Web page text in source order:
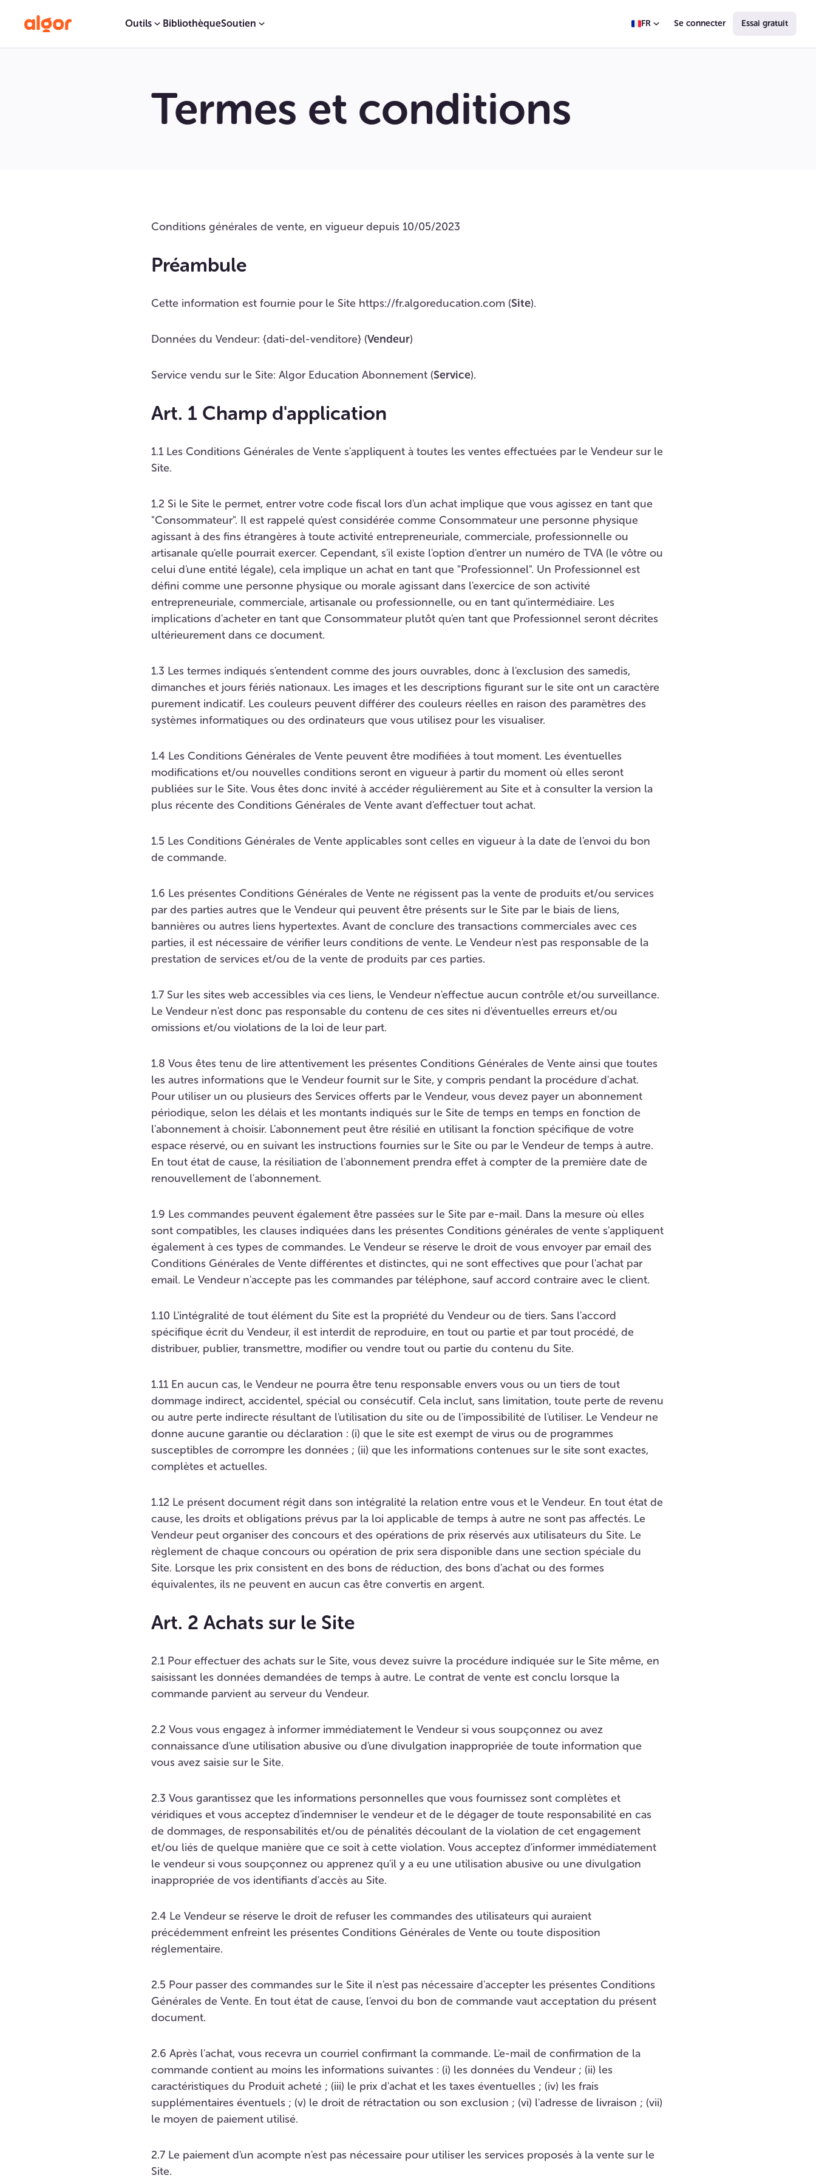
Outils BibliothèqueSoutien FR Se connecter Essai gratuit
Termes et conditions
Conditions générales de vente, en vigueur depuis 10/05/2023
Préambule
Cette information est fournie pour le Site https://fr.algoreducation.com (Site).
Données du Vendeur: {dati-del-venditore} (Vendeur)
Service vendu sur le Site: Algor Education Abonnement (Service).
Art. 1 Champ d'application
1.1 Les Conditions Générales de Vente s'appliquent à toutes les ventes effectuées par le Vendeur sur le
Site.
1.2 Si le Site le permet, entrer votre code fiscal lors d'un achat implique que vous agissez en tant que
"Consommateur". Il est rappelé qu'est considérée comme Consommateur une personne physique
agissant à des fins étrangères à toute activité entrepreneuriale, commerciale, professionnelle ou
artisanale qu'elle pourrait exercer. Cependant, s'il existe l'option d'entrer un numéro de TVA (le vôtre ou
celui d'une entité légale), cela implique un achat en tant que "Professionnel". Un Professionnel est
défini comme une personne physique ou morale agissant dans l'exercice de son activité
entrepreneuriale, commerciale, artisanale ou professionnelle, ou en tant qu'intermédiaire. Les
implications d'acheter en tant que Consommateur plutôt qu'en tant que Professionnel seront décrites
ultérieurement dans ce document.
1.3 Les termes indiqués s'entendent comme des jours ouvrables, donc à l'exclusion des samedis,
dimanches et jours fériés nationaux. Les images et les descriptions figurant sur le site ont un caractère
purement indicatif. Les couleurs peuvent différer des couleurs réelles en raison des paramètres des
systèmes informatiques ou des ordinateurs que vous utilisez pour les visualiser.
1.4 Les Conditions Générales de Vente peuvent être modifiées à tout moment. Les éventuelles
modifications et/ou nouvelles conditions seront en vigueur à partir du moment où elles seront
publiées sur le Site. Vous êtes donc invité à accéder régulièrement au Site et à consulter la version la
plus récente des Conditions Générales de Vente avant d'effectuer tout achat.
1.5 Les Conditions Générales de Vente applicables sont celles en vigueur à la date de l'envoi du bon
de commande.
1.6 Les présentes Conditions Générales de Vente ne régissent pas la vente de produits et/ou services
par des parties autres que le Vendeur qui peuvent être présents sur le Site par le biais de liens,
bannières ou autres liens hypertextes. Avant de conclure des transactions commerciales avec ces
parties, il est nécessaire de vérifier leurs conditions de vente. Le Vendeur n'est pas responsable de la
prestation de services et/ou de la vente de produits par ces parties.
1.7 Sur les sites web accessibles via ces liens, le Vendeur n'effectue aucun contrôle et/ou surveillance.
Le Vendeur n'est donc pas responsable du contenu de ces sites ni d'éventuelles erreurs et/ou
omissions et/ou violations de la loi de leur part.
1.8 Vous êtes tenu de lire attentivement les présentes Conditions Générales de Vente ainsi que toutes
les autres informations que le Vendeur fournit sur le Site, y compris pendant la procédure d'achat.
Pour utiliser un ou plusieurs des Services offerts par le Vendeur, vous devez payer un abonnement
périodique, selon les délais et les montants indiqués sur le Site de temps en temps en fonction de
l'abonnement à choisir. L'abonnement peut être résilié en utilisant la fonction spécifique de votre
espace réservé, ou en suivant les instructions fournies sur le Site ou par le Vendeur de temps à autre.
En tout état de cause, la résiliation de l'abonnement prendra effet à compter de la première date de
renouvellement de l'abonnement.
1.9 Les commandes peuvent également être passées sur le Site par e-mail. Dans la mesure où elles
sont compatibles, les clauses indiquées dans les présentes Conditions générales de vente s'appliquent
également à ces types de commandes. Le Vendeur se réserve le droit de vous envoyer par email des
Conditions Générales de Vente différentes et distinctes, qui ne sont effectives que pour l'achat par
email. Le Vendeur n'accepte pas les commandes par téléphone, sauf accord contraire avec le client.
1.10 L'intégralité de tout élément du Site est la propriété du Vendeur ou de tiers. Sans l'accord
spécifique écrit du Vendeur, il est interdit de reproduire, en tout ou partie et par tout procédé, de
distribuer, publier, transmettre, modifier ou vendre tout ou partie du contenu du Site.
1.11 En aucun cas, le Vendeur ne pourra être tenu responsable envers vous ou un tiers de tout
dommage indirect, accidentel, spécial ou consécutif. Cela inclut, sans limitation, toute perte de revenu
ou autre perte indirecte résultant de l'utilisation du site ou de l'impossibilité de l'utiliser. Le Vendeur ne
donne aucune garantie ou déclaration : (i) que le site est exempt de virus ou de programmes
susceptibles de corrompre les données ; (ii) que les informations contenues sur le site sont exactes,
complètes et actuelles.
1.12 Le présent document régit dans son intégralité la relation entre vous et le Vendeur. En tout état de
cause, les droits et obligations prévus par la loi applicable de temps à autre ne sont pas affectés. Le
Vendeur peut organiser des concours et des opérations de prix réservés aux utilisateurs du Site. Le
règlement de chaque concours ou opération de prix sera disponible dans une section spéciale du
Site. Lorsque les prix consistent en des bons de réduction, des bons d'achat ou des formes
équivalentes, ils ne peuvent en aucun cas être convertis en argent.
Art. 2 Achats sur le Site
2.1 Pour effectuer des achats sur le Site, vous devez suivre la procédure indiquée sur le Site même, en
saisissant les données demandées de temps à autre. Le contrat de vente est conclu lorsque la
commande parvient au serveur du Vendeur.
2.2 Vous vous engagez à informer immédiatement le Vendeur si vous soupçonnez ou avez
connaissance d'une utilisation abusive ou d'une divulgation inappropriée de toute information que
vous avez saisie sur le Site.
2.3 Vous garantissez que les informations personnelles que vous fournissez sont complètes et
véridiques et vous acceptez d'indemniser le vendeur et de le dégager de toute responsabilité en cas
de dommages, de responsabilités et/ou de pénalités découlant de la violation de cet engagement
et/ou liés de quelque manière que ce soit à cette violation. Vous acceptez d'informer immédiatement
le vendeur si vous soupçonnez ou apprenez qu'il y a eu une utilisation abusive ou une divulgation
inappropriée de vos identifiants d'accès au Site.
2.4 Le Vendeur se réserve le droit de refuser les commandes des utilisateurs qui auraient
précédemment enfreint les présentes Conditions Générales de Vente ou toute disposition
réglementaire.
2.5 Pour passer des commandes sur le Site il n'est pas nécessaire d'accepter les présentes Conditions
Générales de Vente. En tout état de cause, l'envoi du bon de commande vaut acceptation du présent
document.
2.6 Après l'achat, vous recevra un courriel confirmant la commande. L'e-mail de confirmation de la
commande contient au moins les informations suivantes : (i) les données du Vendeur ; (ii) les
caractéristiques du Produit acheté ; (iii) le prix d'achat et les taxes éventuelles ; (iv) les frais
supplémentaires éventuels ; (v) le droit de rétractation ou son exclusion ; (vi) l'adresse de livraison ; (vii)
le moyen de paiement utilisé.
2.7 Le paiement d'un acompte n'est pas nécessaire pour utiliser les services proposés à la vente sur le
Site.